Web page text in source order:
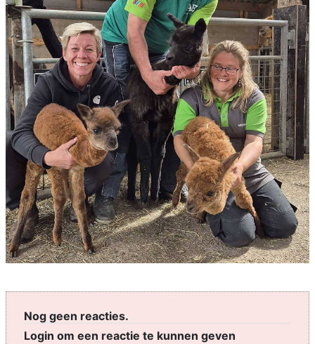
Nog geen reacties.
Login om een reactie te kunnen geven